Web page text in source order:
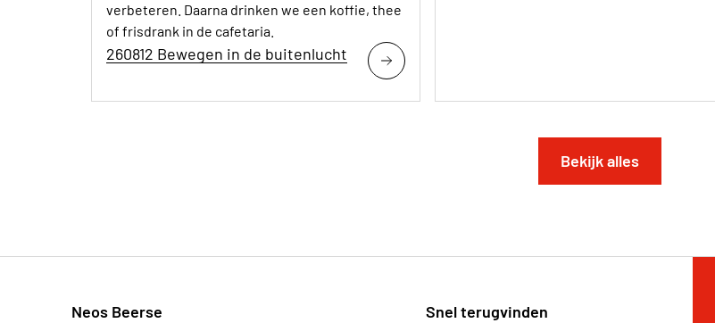
verbeteren. Daarna drinken we een koffie, thee
of frisdrank in de cafetaria.
260812 Bewegen in de buitenlucht
Bekijk alles
Neos Beerse Snel terugvinden